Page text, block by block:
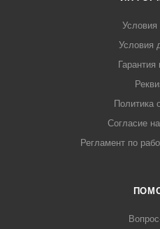
Условия
Условия
Гарантия
Политика
Согласие
Регламент по